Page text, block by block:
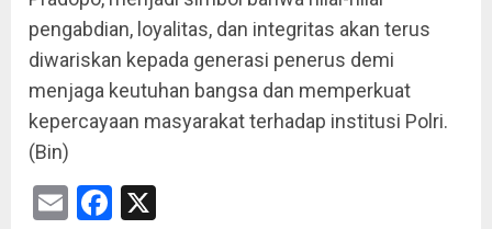
pengabdian, loyalitas, dan integritas akan terus
diwariskan kepada generasi penerus demi
menjaga keutuhan bangsa dan memperkuat
kepercayaan masyarakat terhadap institusi Polri.
(Bin)
EmailFacebook